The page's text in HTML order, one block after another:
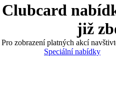
Clubcard
již
Pro zobrazení platných akcí
Speciální nabídky